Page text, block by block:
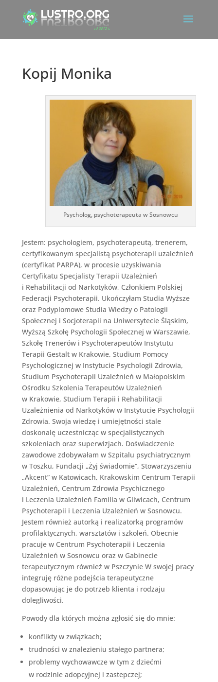
Kopij Monika
Psycholog, psychoterapeuta w Sosnowcu
Jestem: psychologiem, psychoterapeutą, trenerem,
certyfikowanym specjalistą psychoterapii uzależnień
(certyfikat PARPA), w procesie uzyskiwania
Certyfikatu Specjalisty Terapii Uzależnień
i Rehabilitacji od Narkotyków, Członkiem Polskiej
Federacji Psychoterapii. Ukończyłam Studia Wyższe
oraz Podyplomowe Studia Wiedzy o Patologii
Społecznej i Socjoterapii na Uniwersytecie Śląskim,
Wyższą Szkołę Psychologii Społecznej w Warszawie,
Szkołę Trenerów i Psychoterapeutów Instytutu
Terapii Gestalt w Krakowie, Studium Pomocy
Psychologicznej w Instytucie Psychologii Zdrowia,
Studium Psychoterapii Uzależnień w Małopolskim
Ośrodku Szkolenia Terapeutów Uzależnień
w Krakowie, Studium Terapii i Rehabilitacji
Uzależnienia od Narkotyków w Instytucie Psychologii
Zdrowia. Swoja wiedzę i umiejętności stale
doskonalę uczestnicząc w specjalistycznych
szkoleniach oraz superwizjach. Doświadczenie
zawodowe zdobywałam w Szpitalu psychiatrycznym
w Toszku, Fundacji „Żyj świadomie”, Stowarzyszeniu
„Akcent” w Katowicach, Krakowskim Centrum Terapii
Uzależnień, Centrum Zdrowia Psychicznego
i Leczenia Uzależnień Familia w Gliwicach, Centrum
Psychoterapii i Leczenia Uzależnień w Sosnowcu.
Jestem również autorką i realizatorką programów
profilaktycznych, warsztatów i szkoleń. Obecnie
pracuje w Centrum Psychoterapii i Leczenia
Uzależnień w Sosnowcu oraz w Gabinecie
terapeutycznym również w Pszczynie W swojej pracy
integruję różne podejścia terapeutyczne
dopasowując je do potrzeb klienta i rodzaju
dolegliwości.
Powody dla których można zgłosić się do mnie:
konflikty w związkach;
trudności w znalezieniu stałego partnera;
problemy wychowawcze w tym z dziećmi
w rodzinie adopcyjnej i zastepczej;